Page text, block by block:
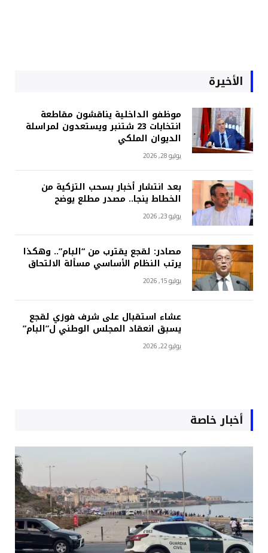
الأخيرة
موظفو الداخلية يناقشون مقاطعة
انتخابات 23 شتنبر ويستعدون لمراسلة
الديوان الملكي
يوليو 28, 2026
بعد انتشار أخبار بسحب التزكية من
الخطاط ينجا.. مصدر مطلع يوضح
يوليو 23, 2026
مصادر: لقجع يقترب من “البام”.. وهكذا
يرتب النظام الأساسي مسألة الالتحاق
يوليو 15, 2026
عشاء استقبال على شرف فوزي لقجع
يسبق انعقاد المجلس الوطني ل”البام”
يوليو 22, 2026
أخبار خاصة